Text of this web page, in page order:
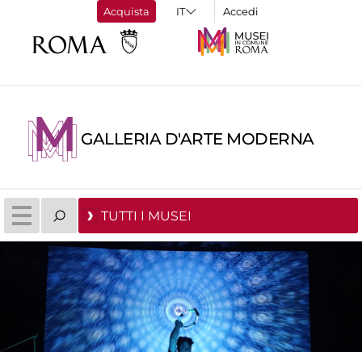
Acquista Accedi
GALLERIA D'ARTE MODERNA
TUTTI I MUSEI